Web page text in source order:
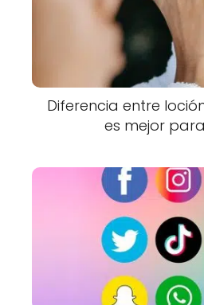
Diferencia entre
es mejor